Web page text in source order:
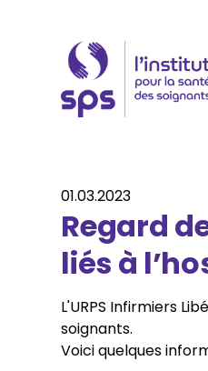
01.03.2023
Regard
liés à
L'URPS Infirmiers
soignants.
Voici quelques